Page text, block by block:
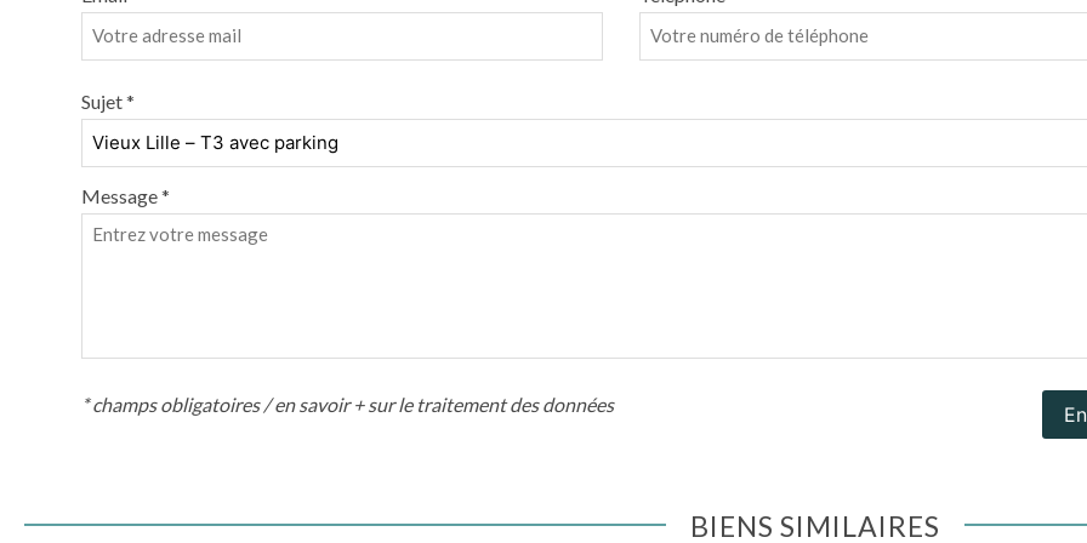
Sujet *
Message *
* champs obligatoires /en savoir + sur le traitement des données
BIENS SIMILAIRES